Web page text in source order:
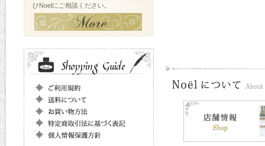
ひNoelにご相談ください。